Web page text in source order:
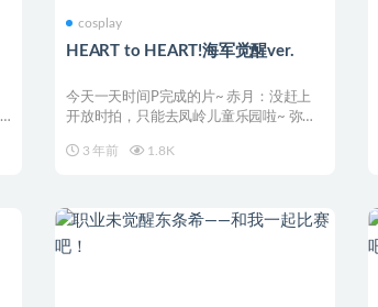
cosplay
HEART to HEART!海军觉醒ver.
今天一天时间P完成的片~ 赤月：没赶上
开放时拍，只能去凤岭儿童乐园啦~ 弥
3 年前
1.8K